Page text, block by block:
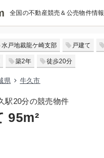
全国の不動産競売＆公売物件情報
水戸地裁龍ケ崎支部 戸建て
築2年 徒歩20分
県 牛久市
駅20分の競売物件
95m²